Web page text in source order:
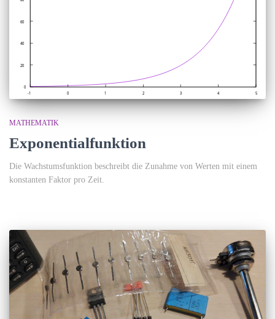
MATHEMATIK
Exponentialfunktion
Die Wachstumsfunktion beschreibt die Zunahme von Werten mit einem
konstanten Faktor pro Zeit.